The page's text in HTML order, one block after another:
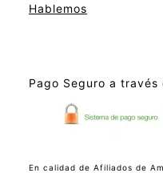
Hablemos
Pago Seguro a través
En calidad de Afiliados de